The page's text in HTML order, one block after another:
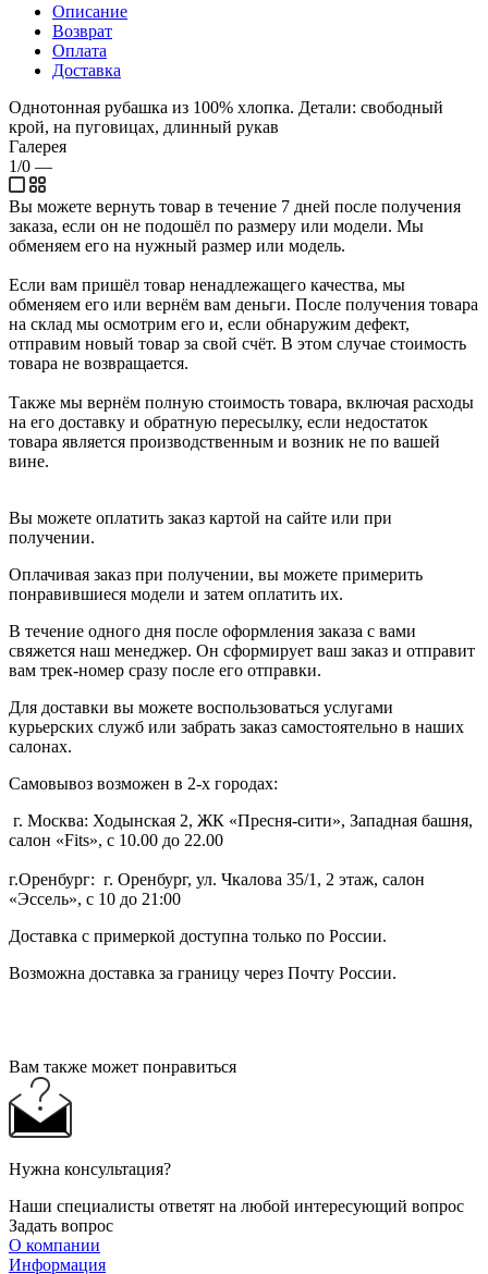
Описание
Возврат
Оплата
Доставка
Однотонная рубашка из 100% хлопка. Детали: свободный
крой, на пуговицах, длинный рукав
Галерея
1/0 —
Вы можете вернуть товар в течение 7 дней после получения
заказа, если он не подошёл по размеру или модели. Мы
обменяем его на нужный размер или модель.
Если вам пришёл товар ненадлежащего качества, мы
обменяем его или вернём вам деньги. После получения товара
на склад мы осмотрим его и, если обнаружим дефект,
отправим новый товар за свой счёт. В этом случае стоимость
товара не возвращается.
Также мы вернём полную стоимость товара, включая расходы
на его доставку и обратную пересылку, если недостаток
товара является производственным и возник не по вашей
вине.
Вы можете оплатить заказ картой на сайте или при
получении.
Оплачивая заказ при получении, вы можете примерить
понравившиеся модели и затем оплатить их.
В течение одного дня после оформления заказа с вами
свяжется наш менеджер. Он сформирует ваш заказ и отправит
вам трек-номер сразу после его отправки.
Для доставки вы можете воспользоваться услугами
курьерских служб или забрать заказ самостоятельно в наших
салонах.
Самовывоз возможен в 2-х городах:
г. Москва: Ходынская 2, ЖК «Пресня-сити», Западная башня,
салон «Fits», с 10.00 до 22.00
г.Оренбург: г. Оренбург, ул. Чкалова 35/1, 2 этаж, салон
«Эссель», с 10 до 21:00
Доставка с примеркой доступна только по России.
Возможна доставка за границу через Почту России.
Вам также может понравиться
Нужна консультация?
Наши специалисты ответят на любой интересующий вопрос
Задать вопрос
О компании
Информация